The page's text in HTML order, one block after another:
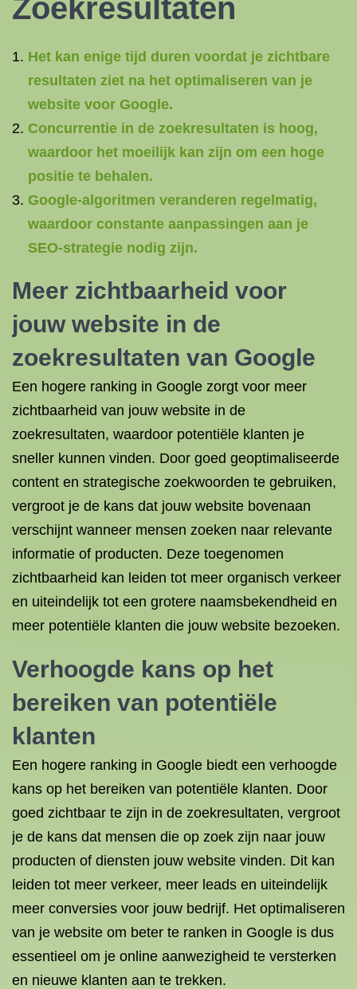
Zoekresultaten
Het kan enige tijd duren voordat je zichtbare
resultaten ziet na het optimaliseren van je
website voor Google.
Concurrentie in de zoekresultaten is hoog,
waardoor het moeilijk kan zijn om een hoge
positie te behalen.
Google-algoritmen veranderen regelmatig,
waardoor constante aanpassingen aan je
SEO-strategie nodig zijn.
Meer zichtbaarheid voor
jouw website in de
zoekresultaten van Google
Een hogere ranking in Google zorgt voor meer
zichtbaarheid van jouw website in de
zoekresultaten, waardoor potentiële klanten je
sneller kunnen vinden. Door goed geoptimaliseerde
content en strategische zoekwoorden te gebruiken,
vergroot je de kans dat jouw website bovenaan
verschijnt wanneer mensen zoeken naar relevante
informatie of producten. Deze toegenomen
zichtbaarheid kan leiden tot meer organisch verkeer
en uiteindelijk tot een grotere naamsbekendheid en
meer potentiële klanten die jouw website bezoeken.
Verhoogde kans op het
bereiken van potentiële
klanten
Een hogere ranking in Google biedt een verhoogde
kans op het bereiken van potentiële klanten. Door
goed zichtbaar te zijn in de zoekresultaten, vergroot
je de kans dat mensen die op zoek zijn naar jouw
producten of diensten jouw website vinden. Dit kan
leiden tot meer verkeer, meer leads en uiteindelijk
meer conversies voor jouw bedrijf. Het optimaliseren
van je website om beter te ranken in Google is dus
essentieel om je online aanwezigheid te versterken
en nieuwe klanten aan te trekken.